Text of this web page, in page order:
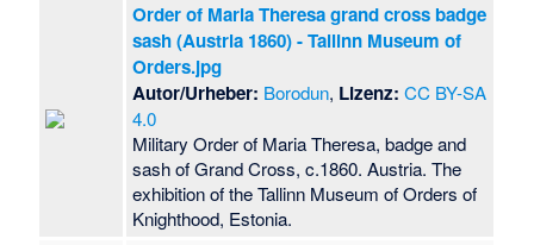
Order of Maria Theresa grand cross badge
sash (Austria 1860) - Tallinn Museum of
Orders.jpg
Autor/Urheber: Borodun, Lizenz: CC BY-SA
4.0
Military Order of Maria Theresa, badge and
sash of Grand Cross, c.1860. Austria. The
exhibition of the Tallinn Museum of Orders of
Knighthood, Estonia.